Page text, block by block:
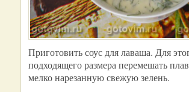
Приготовить соус для лаваша. Для
подходящего размера перемешать
мелко нарезанную свежую зелень.